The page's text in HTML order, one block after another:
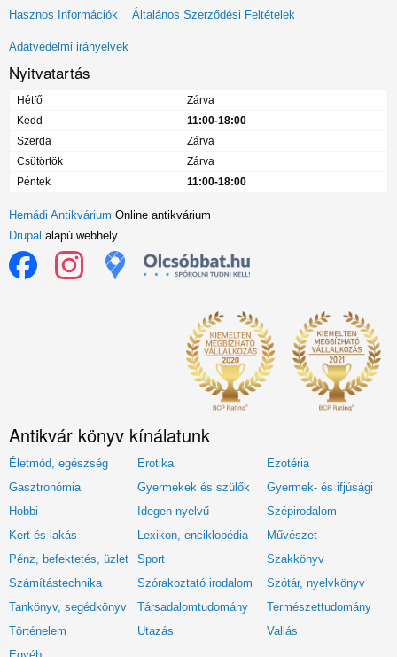
Lábléc
menü
Hasznos Információk Általános Szerződési Feltételek
Adatvédelmi irányelvek
Nyitvatartás
Hétfő
Zárva
Kedd
11:00-18:00
Szerda
Zárva
Csütörtök
Zárva
Péntek
11:00-18:00
Hernádi Antikvárium Online antikvárium
Drupal alapú webhely
Antikvár könyv kínálatunk
Életmód, egészség Erotika
Ezotéria
Gasztronómia
Gyermekek és szülők
Gyermek- és ifjúsági
Hobbi
Idegen nyelvű
Szépirodalom
Kert és lakás
Lexikon, enciklopédia
Művészet
Pénz, befektetés, üzlet
Sport
Szakkönyv
Számítástechnika
Szórakoztató irodalom
Szótár, nyelvkönyv
Tankönyv, segédkönyv
Társadalomtudomány
Természettudomány
Történelem
Utazás
Vallás